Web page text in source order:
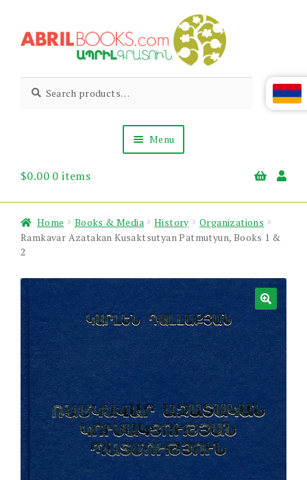
to
to
Abril
Books
Living
Armenian
for:
Menu
About Us
News & Events
$0.00 0 items
Home Books & Media History
Organizations
Ramkavar Azatakan Kusaktsutyan Patmutyun, Books 1 &
2